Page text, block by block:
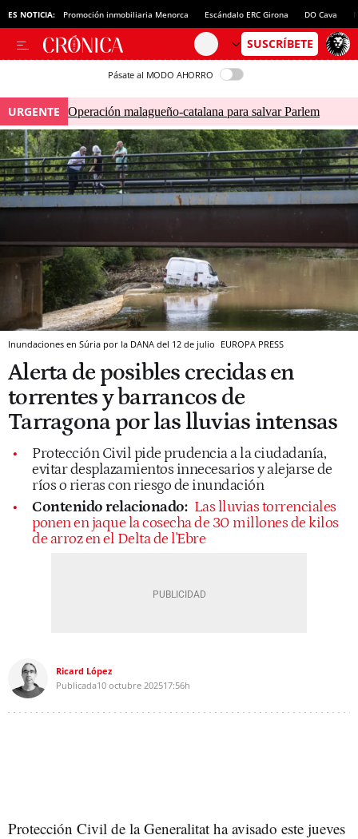
ES NOTICIA: Promoción inmobiliaria Menorca Escándalo ERC Girona DO Cava
Pásate al MODO AHORRO
URGENTE Operación malagueño-catalana para salvar Parlem
Inundaciones en Súria por la DANA del 12 de julio EUROPA PRESS
Alerta de posibles crecidas en
torrentes y barrancos de
Tarragona por las lluvias intensas
Protección Civil pide prudencia a la ciudadanía,
evitar desplazamientos innecesarios y alejarse de
ríos o rieras con riesgo de inundación
Contenido relacionado: Las lluvias torrenciales
ponen en jaque la cosecha de 30 millones de kilos
de arroz en el Delta de l'Ebre
Ricard López
Publicada10 octubre 202517:56h
Protección Civil de la Generalitat ha avisado este jueves